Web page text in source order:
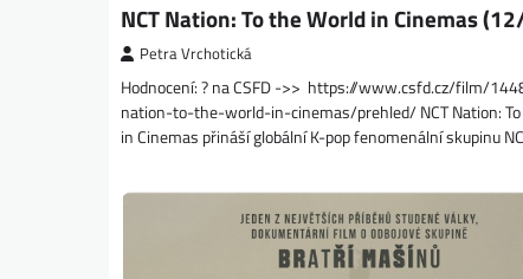
NCT Nation: To the World in Cinemas
Petra Vrchotická
Hodnocení: ? na CSFD ->> https://www.csfd.cz/film/
nation-to-the-world-in-cinemas/prehled/ NCT Nation:
in Cinemas přináší globální K-pop fenomenální skupinu